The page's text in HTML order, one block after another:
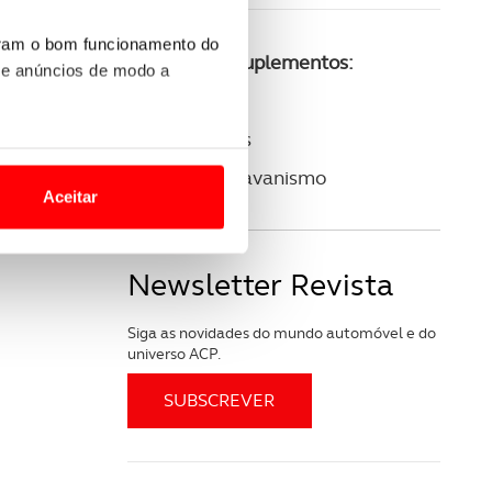
o bom funcionamento do
anúncios de modo a
lhe proporcionar
de análise, com parceiros
sua experiência de
Aceitar
Consulte os suplementos:
ACP Clássicos
ACP Autocaravanismo
Newsletter Revista
Siga as novidades do mundo automóvel e do
universo ACP.